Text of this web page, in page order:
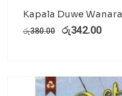
Kapala Duwe Wanara
රු380.00 රු342.00